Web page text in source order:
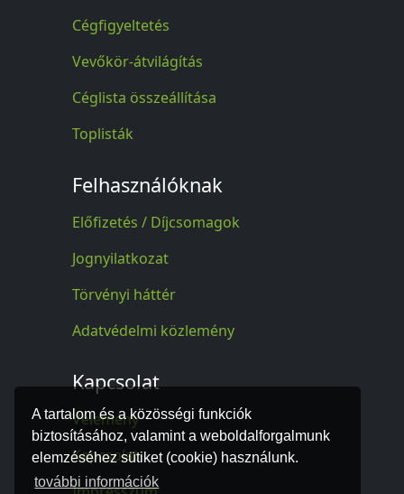
A tartalom és a közösségi funkciók
biztosításához, valamint a weboldalforgalmunk
elemzéséhez sütiket (cookie) használunk.
további információk
Cégfigyeltetés
Vevőkör-átvilágítás
Céglista összeállítása
Toplisták
Felhasználóknak
Előfizetés / Díjcsomagok
Jognyilatkozat
Törvényi háttér
Adatvédelmi közlemény
Kapcsolat
Vélemény
Kapcsolat